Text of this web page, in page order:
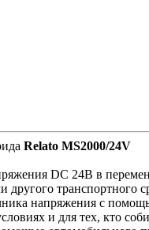
Relato MS2000/24V
DC 24В в
транспортного
напряжения с
и для тех, кто